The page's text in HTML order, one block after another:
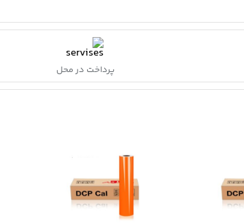
پرداخت در محل